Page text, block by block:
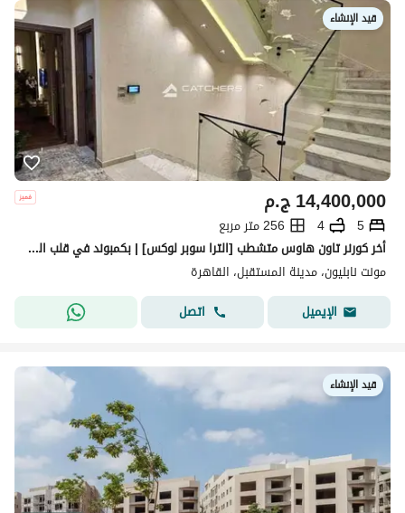
قيد الإنشاء
ج.م14,400,000
5
4
256 متر مربع
أخر كورنر تاون هاوس متشطب [الترا سوبر لوكس] | بكمبوند في قلب المستقبل سيتي بلوكيشن ممتاز بالقرب من الرحاب & مدينتي & التجمع الخامس
مونت نابليون، مدينة المستقبل، القاهرة
الإيميل
اتصل
قيد الإنشاء